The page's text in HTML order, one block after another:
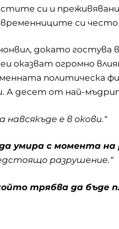
си и
си
докато
оказват огромно
политическа
А десет от най-
навсякъде е в окови.“
да умира с момента
разрушение.“
трябва да бъде